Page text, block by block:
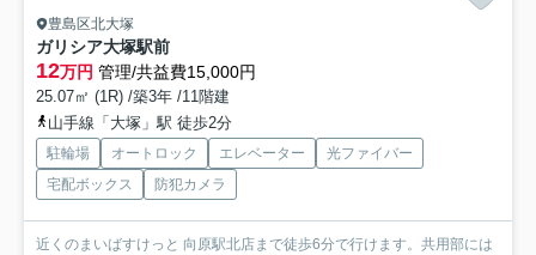
豊島区北大塚
ガリシア大塚駅前
12万円 管理/共益費15,000円
25.07㎡ (1R) /築3年 /11階建
山手線「大塚」駅 徒歩2分
駐輪場 オートロック エレベーター
光ファイバー
宅配ボックス
防犯カメラ
近くのまいばすけっと 向原駅北店まで徒歩6分で行けます。共用部には